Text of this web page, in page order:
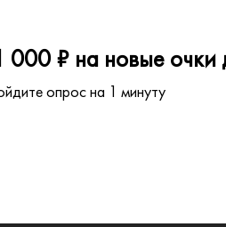
₽ на новые
опрос на 1 минуту